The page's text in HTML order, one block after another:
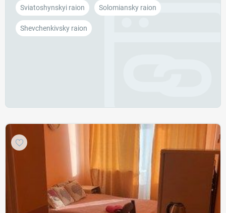
Sviatoshynskyi raion Solomiansky raion
Shevchenkivsky raion